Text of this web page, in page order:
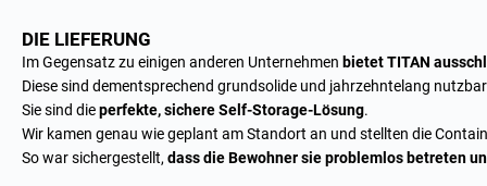
DIE LIEFERUNG
Im Gegensatz zu einigen anderen Unternehmen bietet TITAN
Diese sind dementsprechend grundsolide und jahrzehntelang
Sie sind dieperfekte, sichere Self-Storage-Lösung.
Wir kamen genau wie geplant am Standort an und stellten die
So war sichergestellt, dass die Bewohner sie problemlos betreten